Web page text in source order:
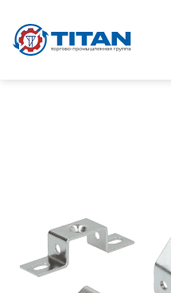
Перейти к